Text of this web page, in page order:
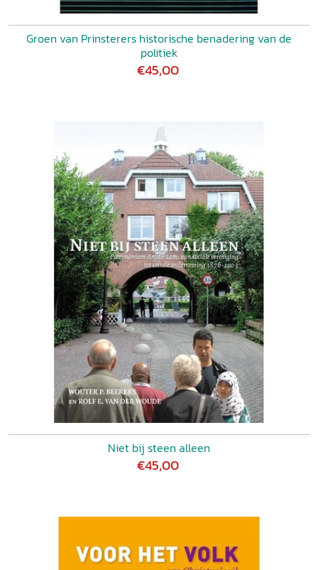
Groen van Prinsterers historische benadering van de
politiek
€45,00
Niet bij steen alleen
€45,00